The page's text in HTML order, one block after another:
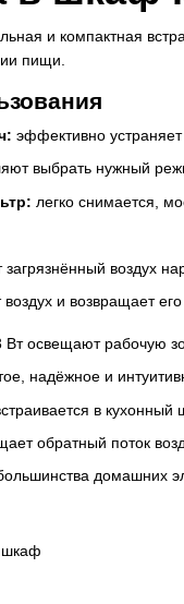
и компактная
пищи.
эффективно
выбрать нужный
легко снимается,
загрязнённый воздух
и возвращает
освещают рабочую
надёжное и
в
обратный поток
домашних
шкаф